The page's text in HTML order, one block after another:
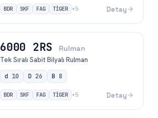
BDR SKF FAG TİGER +5 Detay
6000 2RS Rulman
Tek Sıralı Sabit Bilyalı Rulman
d 10 D 26 B 8
BDR SKF FAG TİGER +5 Detay